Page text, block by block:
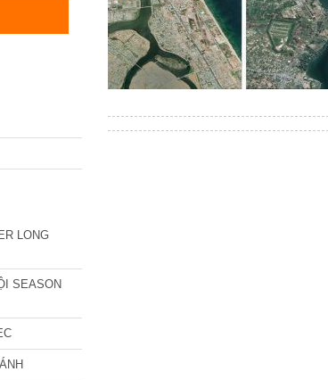
LONG
SEASON